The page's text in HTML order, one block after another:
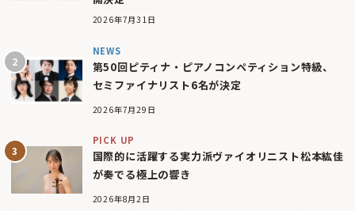
2026年7月31日
NEWS
第50回ピティナ・ピアノコンペティション特級、
セミファイナリスト6名が決定
2026年7月29日
PICK UP
国際的に活躍する実力派ヴァイオリニスト松本紘佳
が奏でる極上の響き
2026年8月2日